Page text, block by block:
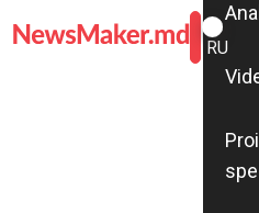
RU